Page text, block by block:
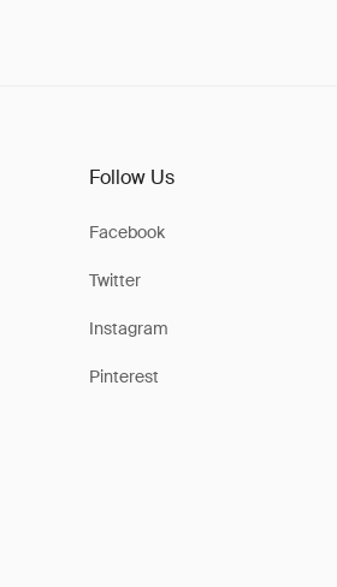
Follow Us
Facebook
Twitter
Instagram
Pinterest